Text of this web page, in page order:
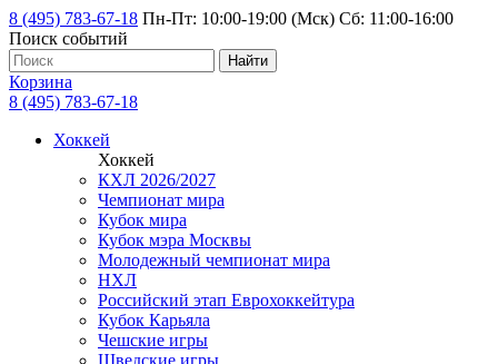
8 (495) 783-67-18 Пн-Пт: 10:00-19:00 (Мск) Сб: 11:00-16:00
Поиск событий
Найти
Корзина
8 (495) 783-67-18
Хоккей
Хоккей
КХЛ 2026/2027
Чемпионат мира
Кубок мира
Кубок мэра Москвы
Молодежный чемпионат мира
НХЛ
Российский этап Еврохоккейтура
Кубок Карьяла
Чешские игры
Шведские игры